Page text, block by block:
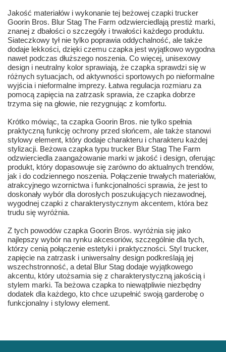
Jakość materiałów i wykonanie tej beżowej czapki trucker
Goorin Bros. Blur Stag The Farm odzwierciedlają prestiż marki,
znanej z dbałości o szczegóły i trwałości każdego produktu.
Siateczkowy tył nie tylko poprawia oddychalność, ale także
dodaje lekkości, dzięki czemu czapka jest wyjątkowo wygodna
nawet podczas dłuższego noszenia. Co więcej, unisexowy
design i neutralny kolor sprawiają, że czapka sprawdzi się w
różnych sytuacjach, od aktywności sportowych po nieformalne
wyjścia i nieformalne imprezy. Łatwa regulacja rozmiaru za
pomocą zapięcia na zatrzask sprawia, że czapka dobrze
trzyma się na głowie, nie rezygnując z komfortu.
Krótko mówiąc, ta czapka Goorin Bros. nie tylko spełnia
praktyczną funkcję ochrony przed słońcem, ale także stanowi
stylowy element, który dodaje charakteru i charakteru każdej
stylizacji. Beżowa czapka typu trucker Blur Stag The Farm
odzwierciedla zaangażowanie marki w jakość i design, oferując
produkt, który dopasowuje się zarówno do aktualnych trendów,
jak i do codziennego noszenia. Połączenie trwałych materiałów,
atrakcyjnego wzornictwa i funkcjonalności sprawia, że jest to
doskonały wybór dla dorosłych poszukujących niezawodnej,
wygodnej czapki z charakterystycznym akcentem, która bez
trudu się wyróżnia.
Z tych powodów czapka Goorin Bros. wyróżnia się jako
najlepszy wybór na rynku akcesoriów, szczególnie dla tych,
którzy cenią połączenie estetyki i praktyczności. Styl trucker,
zapięcie na zatrzask i uniwersalny design podkreślają jej
wszechstronność, a detal Blur Stag dodaje wyjątkowego
akcentu, który utożsamia się z charakterystyczną jakością i
stylem marki. Ta beżowa czapka to niewątpliwie niezbędny
dodatek dla każdego, kto chce uzupełnić swoją garderobę o
funkcjonalny i stylowy element.